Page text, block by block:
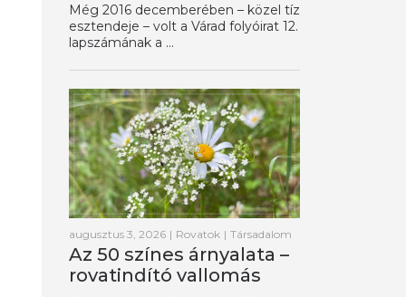
Még 2016 decemberében – közel tíz
esztendeje – volt a Várad folyóirat 12.
lapszámának a ...
augusztus 3, 2026 | Rovatok | Társadalom
Az 50 színes árnyalata –
rovatindító vallomás